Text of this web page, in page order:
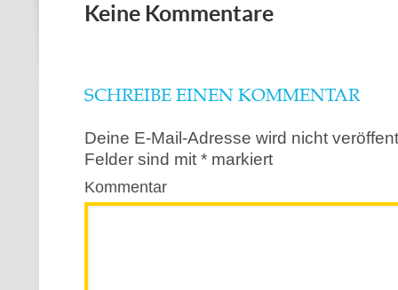
Keine Kommentare
SCHREIBE EINEN KOMMENTAR
Deine E-Mail-Adresse wird nicht
Felder sind mit * markiert
Kommentar